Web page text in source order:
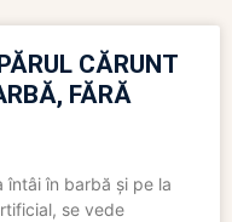
CĂRUNT
FĂRĂ
întâi în barbă și pe la
se vede